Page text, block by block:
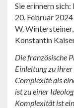
Sie erinnern
20. Februar
W. Wintersteiner,
Konstantin
Die französische
Einleitung zu
Complexité als
ist zu einer
Komplexität ist